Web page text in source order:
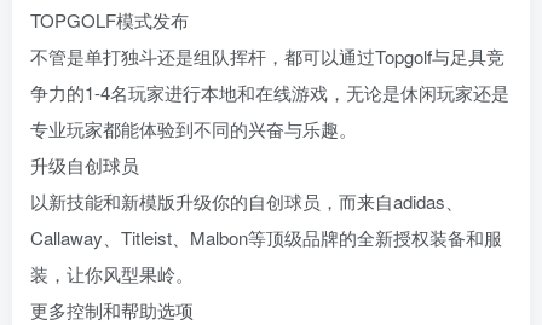
TOPGOLF模式发布
不管是单打独斗还是组队挥杆，都可以通过Topgolf与足具竞
争力的1-4名玩家进行本地和在线游戏，无论是休闲玩家还是
专业玩家都能体验到不同的兴奋与乐趣。
升级自创球员
以新技能和新模版升级你的自创球员，而来自adidas、
Callaway、Titleist、Malbon等顶级品牌的全新授权装备和服
装，让你风型果岭。
更多控制和帮助选项